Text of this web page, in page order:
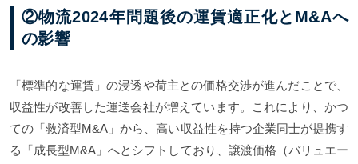
②物流2024年問題後の運賃適正化とM&Aへ
の影響
「標準的な運賃」の浸透や荷主との価格交渉が進んだことで、
収益性が改善した運送会社が増えています。これにより、かつ
ての「救済型M&A」から、高い収益性を持つ企業同士が提携す
る「成長型M&A」へとシフトしており、譲渡価格（バリュエー